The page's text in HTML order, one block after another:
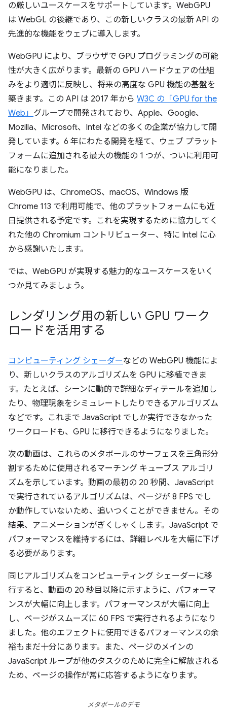
の厳しいユースケースをサポートしています。WebGPU
は WebGL の後継であり、この新しいクラスの最新 API の
先進的な機能をウェブに導入します。
WebGPU により、ブラウザで GPU プログラミングの可能
性が大きく広がります。最新の GPU ハードウェアの仕組
みをより適切に反映し、将来の高度な GPU 機能の基盤を
築きます。この API は 2017 年から W3C の「GPU for the
Web」 グループで開発されており、Apple、Google、
Mozilla、Microsoft、Intel などの多くの企業が協力して開
発しています。6 年にわたる開発を経て、ウェブ プラット
フォームに追加される最大の機能の 1 つが、ついに利用可
能になりました。
WebGPU は、ChromeOS、macOS、Windows 版
Chrome 113 で利用可能で、他のプラットフォームにも近
日提供される予定です。これを実現するために協力してく
れた他の Chromium コントリビューター、特に Intel に心
から感謝いたします。
では、WebGPU が実現する魅力的なユースケースをいく
つか見てみましょう。
レンダリング用の新しい GPU ワーク
ロードを活用する
コンピューティング シェーダーなどの WebGPU 機能によ
り、新しいクラスのアルゴリズムを GPU に移植できま
す。たとえば、シーンに動的で詳細なディテールを追加し
たり、物理現象をシミュレートしたりできるアルゴリズム
などです。これまで JavaScript でしか実行できなかった
ワークロードも、GPU に移行できるようになりました。
次の動画は、これらのメタボールのサーフェスを三角形分
割するために使用されるマーチング キューブス アルゴリ
ズムを示しています。動画の最初の 20 秒間、JavaScript
で実行されているアルゴリズムは、ページが 8 FPS でし
か動作していないため、追いつくことができません。その
結果、アニメーションがぎくしゃくします。JavaScript で
パフォーマンスを維持するには、詳細レベルを大幅に下げ
る必要があります。
同じアルゴリズムをコンピューティング シェーダーに移
行すると、動画の 20 秒目以降に示すように、パフォーマ
ンスが大幅に向上します。パフォーマンスが大幅に向上
し、ページがスムーズに 60 FPS で実行されるようになり
ました。他のエフェクトに使用できるパフォーマンスの余
裕もまだ十分にあります。また、ページのメインの
JavaScript ループが他のタスクのために完全に解放される
ため、ページの操作が常に応答するようになります。
メタボールのデモ